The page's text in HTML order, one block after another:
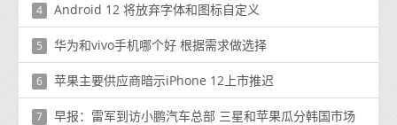
4 Android 12 将放弃字体和图标自定义
5 华为和vivo手机哪个好 根据需求做选择
6 苹果主要供应商暗示iPhone 12上市推迟
7 早报：雷军到访小鹏汽车总部 三星和苹果瓜分韩国市场